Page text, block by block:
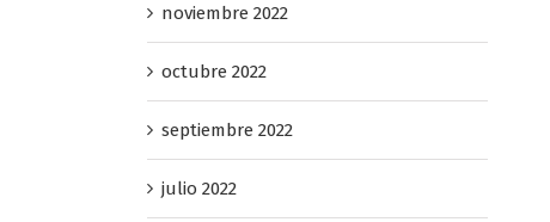
noviembre 2022
octubre 2022
septiembre 2022
julio 2022